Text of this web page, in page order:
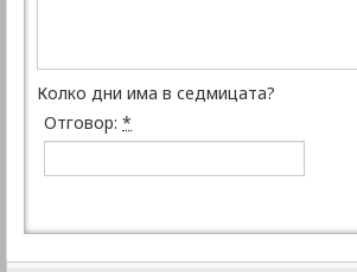
Колко дни има в седмицата?
Отговор: *